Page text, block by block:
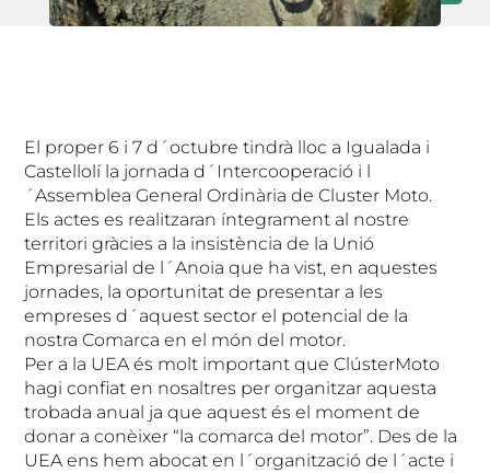
El proper 6 i 7 d´octubre tindrà lloc a Igualada i
Castellolí la jornada d´Intercooperació i l
´Assemblea General Ordinària de Cluster Moto.
Els actes es realitzaran íntegrament al nostre
territori gràcies a la insistència de la Unió
Empresarial de l´Anoia que ha vist, en aquestes
jornades, la oportunitat de presentar a les
empreses d´aquest sector el potencial de la
nostra Comarca en el món del motor.
Per a la UEA és molt important que ClústerMoto
hagi confiat en nosaltres per organitzar aquesta
trobada anual ja que aquest és el moment de
donar a conèixer “la comarca del motor”. Des de la
UEA ens hem abocat en l´organització de l´acte i